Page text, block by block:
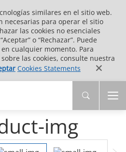
similares en el sitio web.
necesarias para operar el sitio
las cookies no esenciales
o “Rechazar”. Puede
cualquier momento. Para
las cookies, consulte nuestra
Cookies Statements